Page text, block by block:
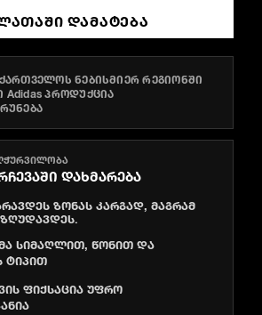
ᲓᲐᲛᲐᲢᲔᲑᲐ
ნებისმიერ რეგიონში
პროდუქცია
ᲓᲐᲮᲛᲐᲠᲔᲑᲐ
ზონას კარგად, მაგრამ
სიმაღლით, წონით და
ტიპით
ფიქსაცია უფრო